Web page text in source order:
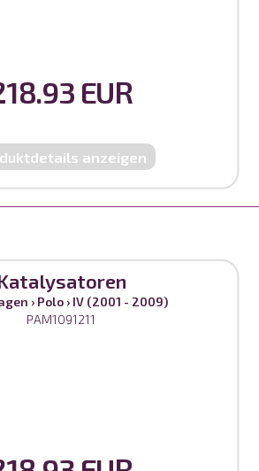
EUR
anzeigen
› Polo › IV (2001 - 2009)
PAM1091211